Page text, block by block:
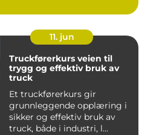
11. jun
Truckførerkurs veien til
trygg og effektiv bruk av
truck
Et truckførerkurs gir
grunnleggende opplæring i
sikker og effektiv bruk av
truck, både i industri, l...